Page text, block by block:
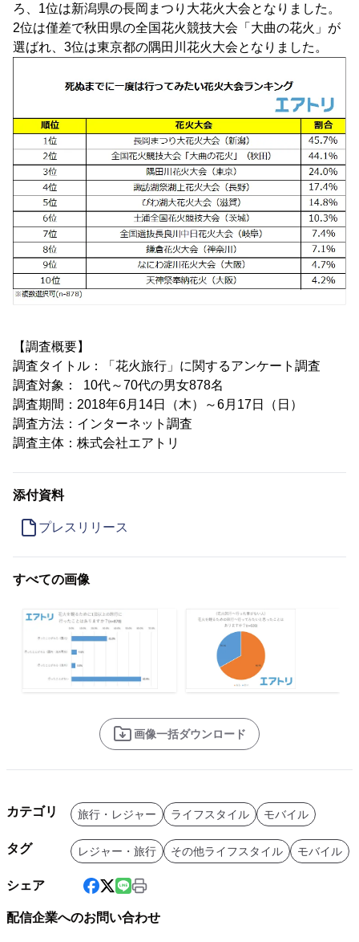
ろ、1位は新潟県の長岡まつり大花火大会となりました。
2位は僅差で秋田県の全国花火競技大会「大曲の花火」が
選ばれ、3位は東京都の隅田川花火大会となりました。
【調査概要】
調査タイトル：「花火旅行」に関するアンケート調査
調査対象： 10代～70代の男女878名
調査期間：2018年6月14日（木）～6月17日（日）
調査方法：インターネット調査
調査主体：株式会社エアトリ
添付資料
プレスリリース
すべての画像
画像一括ダウンロード
カテゴリ 旅行・レジャー ライフスタイル モバイル
タグ レジャー・旅行 その他ライフスタイル モバイル
シェア
配信企業へのお問い合わせ